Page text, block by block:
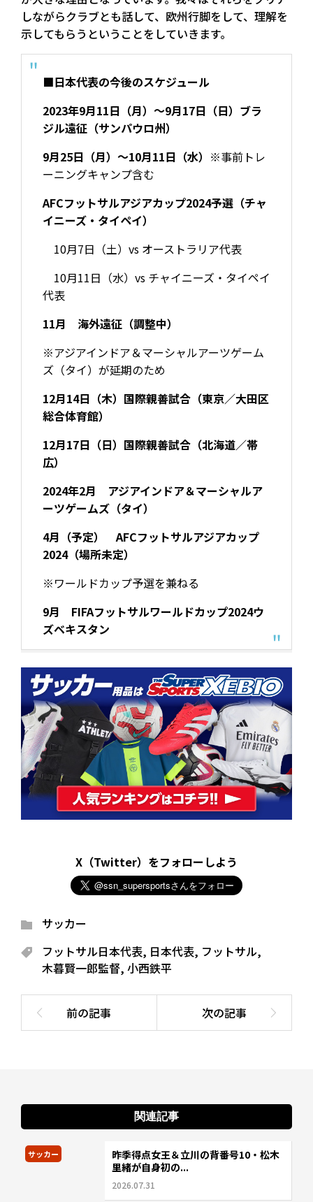
しながらクラブとも話して、欧州行脚をして、理解を
示してもらうということをしていきます。
■日本代表の今後のスケジュール
2023年9月11日（月）〜9月17日（日）ブラ
ジル遠征（サンパウロ州）
9月25日（月）〜10月11日（水） ※事前トレ
ーニングキャンプ含む
AFCフットサルアジアカップ2024予選（チャ
イニーズ・タイペイ）
10月7日（土）vs オーストラリア代表
10月11日（水）vs チャイニーズ・タイペイ
代表
11月 海外遠征（調整中）
※アジアインドア＆マーシャルアーツゲーム
ズ（タイ）が延期のため
12月14日（木）国際親善試合（東京／大田区
総合体育館）
12月17日（日）国際親善試合（北海道／帯
広）
2024年2月 アジアインドア＆マーシャルア
ーツゲームズ（タイ）
4月（予定） AFCフットサルアジアカップ
2024（場所未定）
※ワールドカップ予選を兼ねる
9月 FIFAフットサルワールドカップ2024ウ
ズベキスタン
X（Twitter）をフォローしよう
サッカー
フットサル日本代表, 日本代表, フットサル,
木暮賢一郎監督, 小西鉄平
関連記事
サッカー
昨季得点女王＆立川の背番号10・松木
里緒が自身初の...
2026.07.31